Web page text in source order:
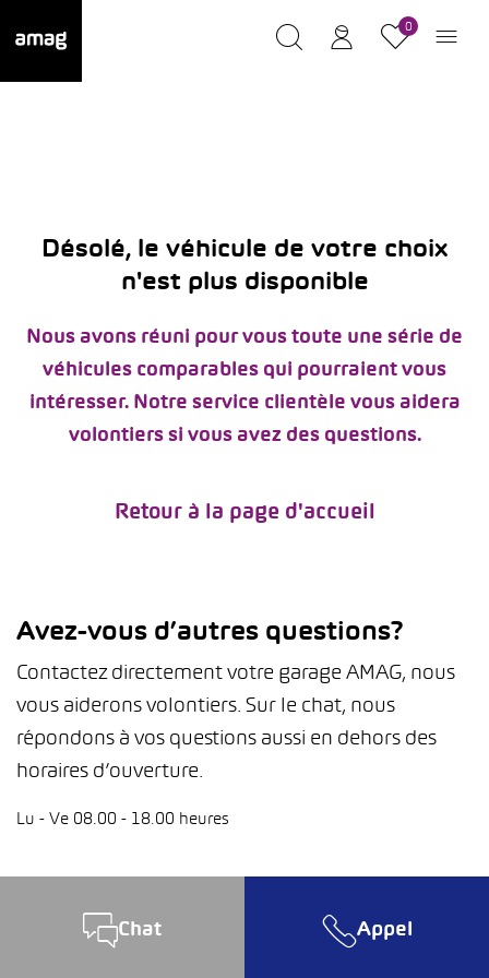
0
Désolé, le véhicule de votre choix
n'est plus disponible
Nous avons réuni pour vous toute une série de
véhicules comparables qui pourraient vous
intéresser. Notre service clientèle vous aidera
volontiers si vous avez des questions.
Retour à la page d'accueil
Avez-vous d’autres questions?
Contactez directement votre garage AMAG, nous
vous aiderons volontiers. Sur le chat, nous
répondons à vos questions aussi en dehors des
horaires d’ouverture.
Lu - Ve 08.00 - 18.00 heures
Chat Appel